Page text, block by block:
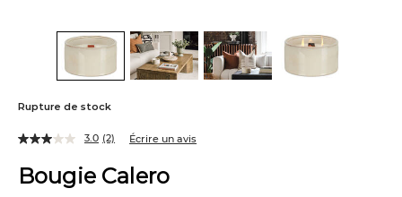
Rupture de stock
Bougie Calero
3.0 (2) Écrire un avis